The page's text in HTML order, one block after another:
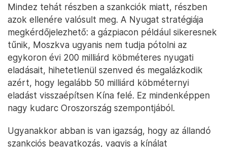
Mindez tehát részben a szankciók miatt, részben
azok ellenére valósult meg. A Nyugat stratégiája
megkérdőjelezhető: a gázpiacon például sikeresnek
tűnik, Moszkva ugyanis nem tudja pótolni az
egykoron évi 200 milliárd köbméteres nyugati
eladásait, hihetetlenül szenved és megalázkodik
azért, hogy legalább 50 milliárd köbméternyi
eladást visszaépítsen Kína felé. Ez mindenképpen
nagy kudarc Oroszország szempontjából.
Ugyanakkor abban is van igazság, hogy az állandó
szankciós beavatkozás, vagyis a kínálat